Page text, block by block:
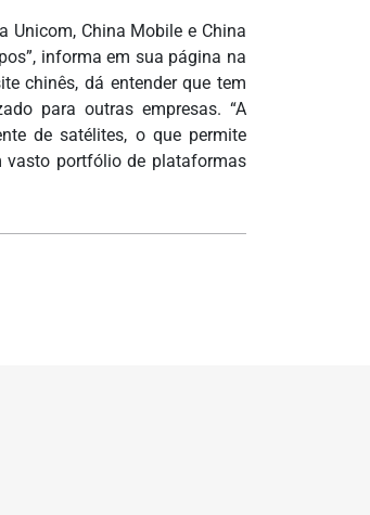
Unicom, China Mobile e China
informa em sua página na
chinês, dá entender que tem
para outras empresas. “A
de satélites, o que permite
vasto portfólio de plataformas